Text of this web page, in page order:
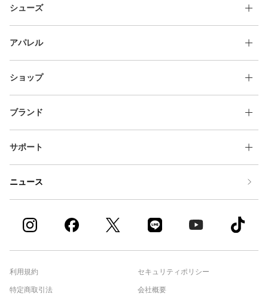
シューズ
アパレル
ショップ
ブランド
サポート
ニュース
利用規約
特定商取引法
セキュリティポリシー
会社概要